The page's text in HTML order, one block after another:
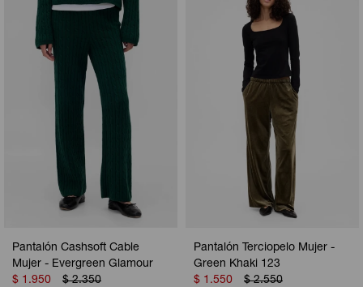
Pantalón Cashsoft Cable
Mujer - Evergreen Glamour
$ 1.950 $ 2.350
Pantalón Terciopelo Mujer -
Green Khaki 123
$ 1.550 $ 2.550
Camperas
Musculosas
Vestidos y polleras
Pijamas
Camperas
Chalecos
Ropa interior
Polos
Camperas
Chalecos
Ropa interior
Pijamas
Camperas
Sets